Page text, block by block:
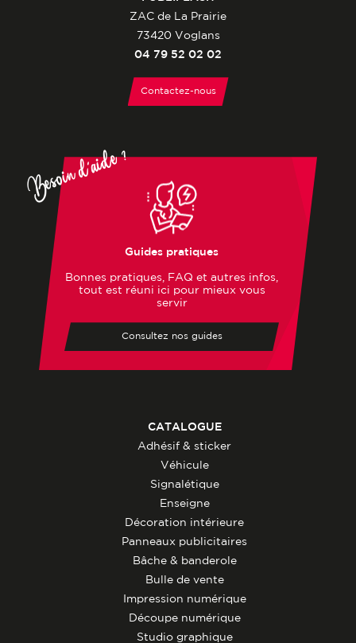
ZAC de La Prairie
73420 Voglans
04 79 52 02 02
Contactez-nous
Besoin d'aide ?
Guides pratiques
Bonnes pratiques, FAQ et autres infos,
tout est réuni ici pour mieux vous
servir
Consultez nos guides
CATALOGUE
Adhésif & sticker
Véhicule
Signalétique
Enseigne
Décoration intérieure
Panneaux publicitaires
Bâche & banderole
Bulle de vente
Impression numérique
Découpe numérique
Studio graphique